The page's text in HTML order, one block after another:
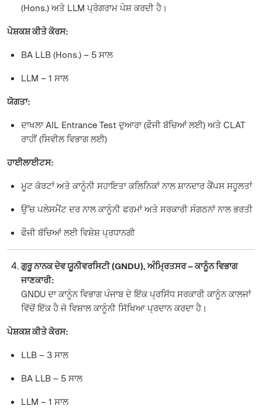
(Hons.) ਅਤੇ LLM ਪ੍ਰੋਗਰਾਮ ਪੇਸ਼ ਕਰਦੀ ਹੈ।
ਪੇਸ਼ਕਸ਼ ਕੀਤੇ ਕੋਰਸ:
BA LLB (Hons.) – 5 ਸਾਲ
LLM – 1 ਸਾਲ
ਯੋਗਤਾ:
ਦਾਖਲਾ AIL Entrance Test ਦੁਆਰਾ (ਫੌਜੀ ਬੱਚਿਆਂ ਲਈ) ਅਤੇ CLAT
ਰਾਹੀਂ (ਸਿਵੀਲ ਵਿਭਾਗ ਲਈ)
ਹਾਈਲਾਈਟਸ:
ਮੂਟ ਕੋਰਟਾਂ ਅਤੇ ਕਾਨੂੰਨੀ ਸਹਾਇਤਾ ਕਲਿਨਿਕਾਂ ਨਾਲ ਸ਼ਾਨਦਾਰ ਕੈਂਪਸ ਸਹੂਲਤਾਂ
ਉੱਚ ਪਲੇਸਮੈਂਟ ਦਰ ਨਾਲ ਕਾਨੂੰਨੀ ਫਰਮਾਂ ਅਤੇ ਸਰਕਾਰੀ ਸੰਗਠਨਾਂ ਨਾਲ ਭਰਤੀ
ਫੌਜੀ ਬੱਚਿਆਂ ਲਈ ਵਿਸ਼ੇਸ਼ ਪ੍ਰਧਾਨਗੀ
ਗੁਰੂ ਨਾਨਕ ਦੇਵ ਯੂਨੀਵਰਸਿਟੀ (GNDU), ਅੰਮ੍ਰਿਤਸਰ – ਕਾਨੂੰਨ ਵਿਭਾਗ
ਜਾਣਕਾਰੀ:
GNDU ਦਾ ਕਾਨੂੰਨ ਵਿਭਾਗ ਪੰਜਾਬ ਦੇ ਇੱਕ ਪ੍ਰਸਿੱਧ ਸਰਕਾਰੀ ਕਾਨੂੰਨ ਕਾਲਜਾਂ
ਵਿੱਚੋਂ ਇੱਕ ਹੈ ਜੋ ਵਿਸ਼ਾਲ ਕਾਨੂੰਨੀ ਸਿੱਖਿਆ ਪ੍ਰਦਾਨ ਕਰਦਾ ਹੈ।
ਪੇਸ਼ਕਸ਼ ਕੀਤੇ ਕੋਰਸ:
LLB – 3 ਸਾਲ
BA LLB – 5 ਸਾਲ
LLM – 1 ਸਾਲ